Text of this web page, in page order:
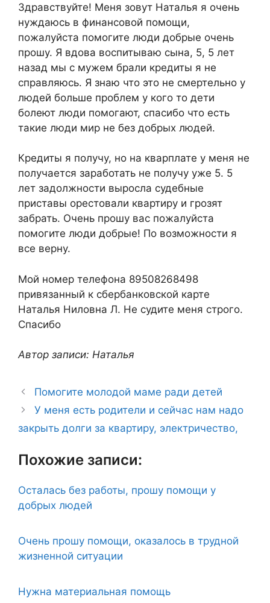
Здравствуйте! Меня зовут Наталья я очень
нуждаюсь в финансовой помощи,
пожалуйста помогите люди добрые очень
прошу. Я вдова воспитываю сына, 5, 5 лет
назад мы с мужем брали кредиты я не
справляюсь. Я знаю что это не смертельно у
людей больше проблем у кого то дети
болеют люди помогают, спасибо что есть
такие люди мир не без добрых людей.
Кредиты я получу, но на кварплате у меня не
получается заработать не получу уже 5. 5
лет задолжности выросла судебные
приставы орестовали квартиру и грозят
забрать. Очень прошу вас пожалуйста
помогите люди добрые! По возможности я
все верну.
Мой номер телефона 89508268498
привязанный к сбербанковской карте
Наталья Ниловна Л. Не судите меня строго.
Спасибо
Автор записи: Наталья
Помогите молодой маме ради детей
У меня есть родители и сейчас нам надо
закрыть долги за квартиру, электричество,
Похожие записи:
Осталась без работы, прошу помощи у
добрых людей
Очень прошу помощи, оказалось в трудной
жизненной ситуации
Нужна материальная помощь